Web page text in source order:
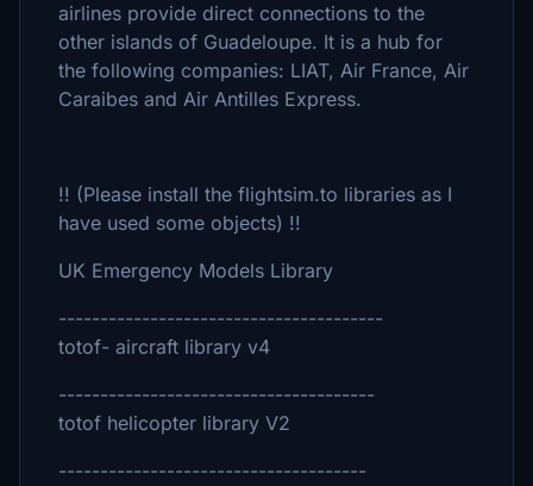
airlines provide direct connections to the
other islands of Guadeloupe. It is a hub for
the following companies: LIAT, Air France, Air
Caraibes and Air Antilles Express.
!! (Please install the flightsim.to libraries as I
have used some objects) !!
UK Emergency Models Library
---------------------------------------
totof- aircraft library v4
--------------------------------------
totof helicopter library V2
-------------------------------------